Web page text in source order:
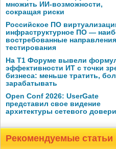
множить ИИ-возможности,
сокращая риски
Российское ПО
инфраструктурное ПО —
востребованные
тестирования
На Т1 Форуме вывели
эффективности ИТ с точки
бизнеса: меньше тратить,
зарабатывать
Open Conf 2026: UserGate
представил свое видение
архитектуры сетевого
Рекомендуемые статьи